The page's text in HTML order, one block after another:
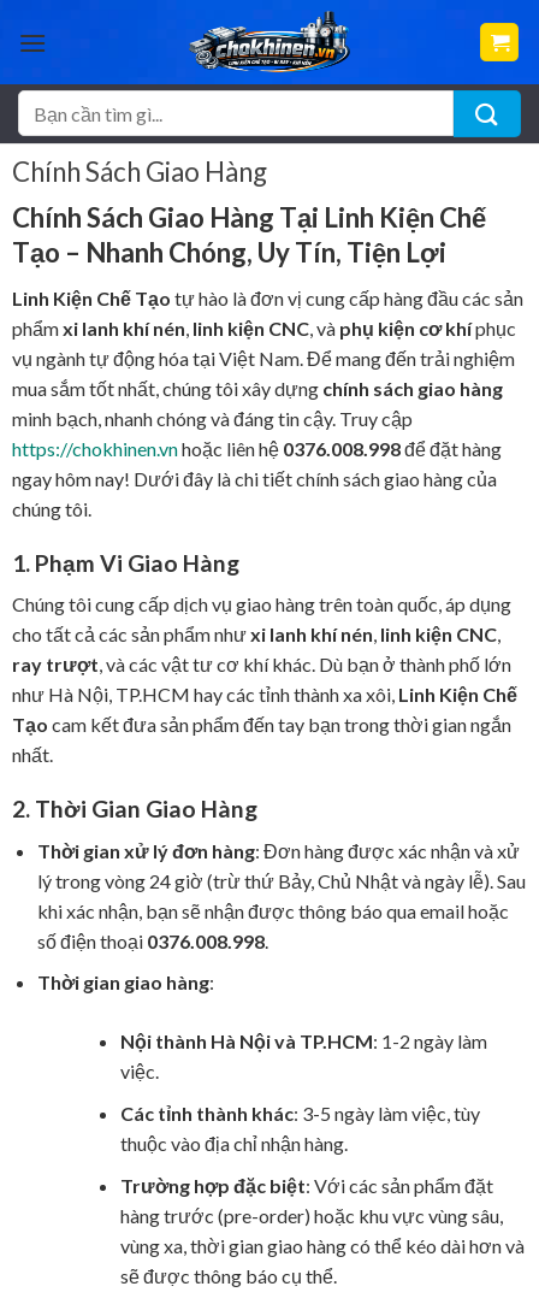
qua
dung
kiếm:
Chính Sách Giao Hàng
Chính Sách Giao Hàng Tại Linh Kiện Chế
Tạo – Nhanh Chóng, Uy Tín, Tiện Lợi
Linh Kiện Chế Tạo tự hào là đơn vị cung cấp hàng đầu các sản
phẩmxi lanh khí nén, linh kiện CNC, và phụ kiện cơ khíphục
vụ ngành tự động hóa tại Việt Nam. Để mang đến trải nghiệm
mua sắm tốt nhất, chúng tôi xây dựng chính sách giao hàng
minh bạch, nhanh chóng và đáng tin cậy. Truy cập
https://chokhinen.vnhoặc liên hệ 0376.008.998để đặt hàng
ngay hôm nay! Dưới đây là chi tiết chính sách giao hàng của
chúng tôi.
1. Phạm Vi Giao Hàng
Chúng tôi cung cấp dịch vụ giao hàng trên toàn quốc, áp dụng
cho tất cả các sản phẩm nhưxi lanh khí nén, linh kiện CNC,
ray trượt, và các vật tư cơ khí khác. Dù bạn ở thành phố lớn
như Hà Nội, TP.HCM hay các tỉnh thành xa xôi, Linh Kiện Chế
Tạo cam kết đưa sản phẩm đến tay bạn trong thời gian ngắn
nhất.
2. Thời Gian Giao Hàng
Thời gian xử lý đơn hàng: Đơn hàng được xác nhận và xử
lý trong vòng 24 giờ (trừ thứ Bảy, Chủ Nhật và ngày lễ). Sau
khi xác nhận, bạn sẽ nhận được thông báo qua email hoặc
số điện thoại 0376.008.998.
Thời gian giao hàng:
Nội thành Hà Nội và TP.HCM: 1-2 ngày làm
việc.
Các tỉnh thành khác: 3-5 ngày làm việc, tùy
thuộc vào địa chỉ nhận hàng.
Trường hợp đặc biệt: Với các sản phẩm đặt
hàng trước (pre-order) hoặc khu vực vùng sâu,
vùng xa, thời gian giao hàng có thể kéo dài hơn và
sẽ được thông báo cụ thể.